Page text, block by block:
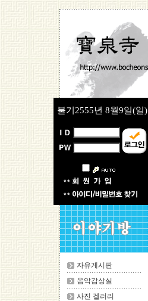
불기2555년 8월9일(일)
자유게시판
음악감상실
사진 겔러리